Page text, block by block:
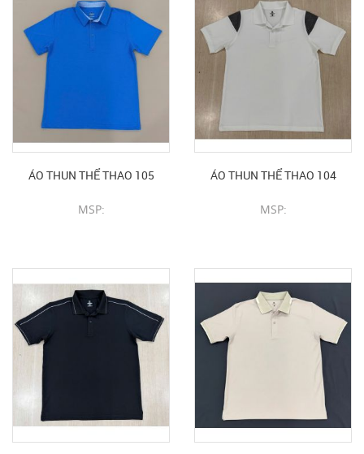
ÁO THUN THỂ THAO 105
MSP:
ÁO THUN THỂ THAO 104
MSP: